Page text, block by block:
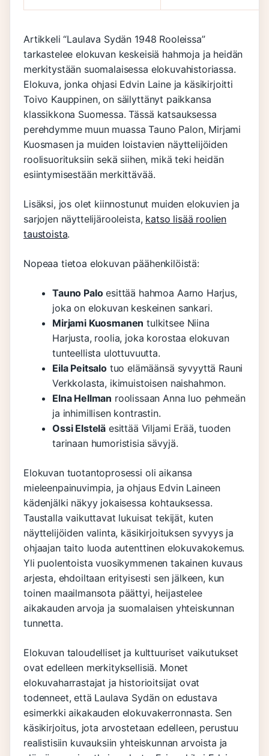
Artikkeli “Laulava Sydän 1948 Rooleissa”
tarkastelee elokuvan keskeisiä hahmoja ja heidän
merkitystään suomalaisessa elokuvahistoriassa.
Elokuva, jonka ohjasi Edvin Laine ja käsikirjoitti
Toivo Kauppinen, on säilyttänyt paikkansa
klassikkona Suomessa. Tässä katsauksessa
perehdymme muun muassa Tauno Palon, Mirjami
Kuosmasen ja muiden loistavien näyttelijöiden
roolisuorituksiin sekä siihen, mikä teki heidän
esiintymisestään merkittävää.
Lisäksi, jos olet kiinnostunut muiden elokuvien ja
sarjojen näyttelijärooleista, katso lisää roolien
taustoista.
Nopeaa tietoa elokuvan päähenkilöistä:
Tauno Paloesittää hahmoa Aarno Harjus,
joka on elokuvan keskeinen sankari.
Mirjami Kuosmanen tulkitsee Niina
Harjusta, roolia, joka korostaa elokuvan
tunteellista ulottuvuutta.
Eila Peitsalotuo elämäänsä syvyyttä Rauni
Verkkolasta, ikimuistoisen naishahmon.
Elna Hellman roolissaan Anna luo pehmeän
ja inhimillisen kontrastin.
Ossi Elstelä esittää Viljami Erää, tuoden
tarinaan humoristisia sävyjä.
Elokuvan tuotantoprosessi oli aikansa
mieleenpainuvimpia, ja ohjaus Edvin Laineen
kädenjälki näkyy jokaisessa kohtauksessa.
Taustalla vaikuttavat lukuisat tekijät, kuten
näyttelijöiden valinta, käsikirjoituksen syvyys ja
ohjaajan taito luoda autenttinen elokuvakokemus.
Yli puolentoista vuosikymmenen takainen kuvaus
arjesta, ehdoiltaan erityisesti sen jälkeen, kun
toinen maailmansota päättyi, heijastelee
aikakauden arvoja ja suomalaisen yhteiskunnan
tunnetta.
Elokuvan taloudelliset ja kulttuuriset vaikutukset
ovat edelleen merkityksellisiä. Monet
elokuvaharrastajat ja historioitsijat ovat
todenneet, että Laulava Sydän on edustava
esimerkki aikakauden elokuvakerronnasta. Sen
käsikirjoitus, jota arvostetaan edelleen, perustuu
realistisiin kuvauksiin yhteiskunnan arvoista ja